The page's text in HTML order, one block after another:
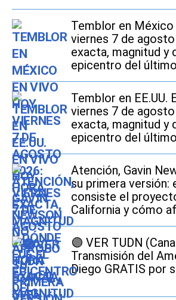
Temblor en México
viernes 7 de
exacta, magnitud y
epicentro del último
Temblor en EE.UU.
viernes 7 de
exacta, magnitud y
epicentro del
Atención, Gavin
su primera versión:
consiste el
California y cómo
conductores
🟣 VER TUDN
Transmisión del
Diego GRATIS por